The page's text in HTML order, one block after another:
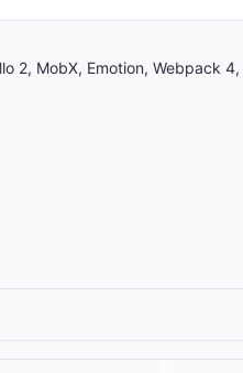
2, MobX, Emotion, Webpack